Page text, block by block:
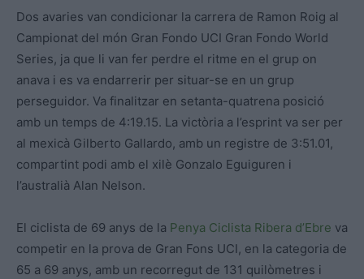
Dos avaries van condicionar la carrera de Ramon Roig al
Campionat del món Gran Fondo UCI Gran Fondo World
Series, ja que li van fer perdre el ritme en el grup on
anava i es va endarrerir per situar-se en un grup
perseguidor. Va finalitzar en setanta-quatrena posició
amb un temps de 4:19.15. La victòria a l’esprint va ser per
al mexicà Gilberto Gallardo, amb un registre de 3:51.01,
compartint podi amb el xilè Gonzalo Eguiguren i
l’australià Alan Nelson.
El ciclista de 69 anys de la Penya Ciclista Ribera d’Ebre va
competir en la prova de Gran Fons UCI, en la categoria de
65 a 69 anys, amb un recorregut de 131 quilòmetres i